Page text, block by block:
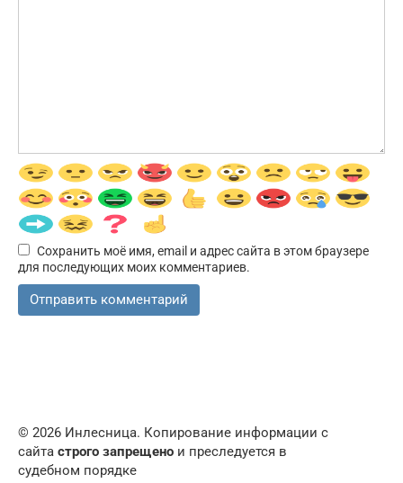
Сохранить моё имя, email и адрес сайта в этом браузере
для последующих моих комментариев.
© 2026 Инлесница. Копирование информации с
сайта строго запрещено и преследуется в
судебном порядке